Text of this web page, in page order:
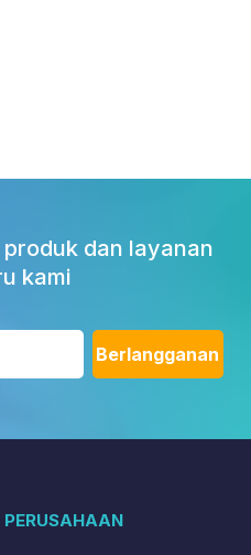
dan layanan
kami
PERUSAHAAN